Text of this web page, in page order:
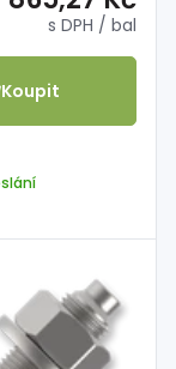
s DPH / bal
Koupit